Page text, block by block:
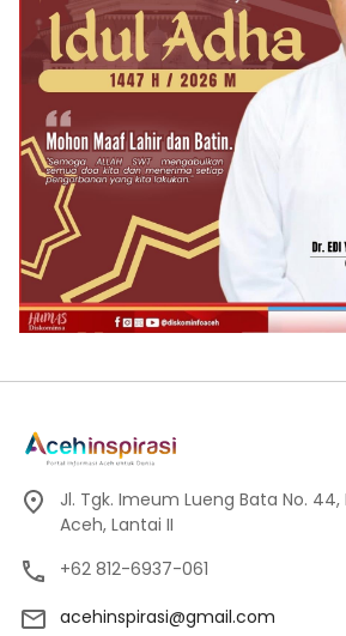
Jl. Tgk. Imeum Lueng Bata No.
Aceh, Lantai II
+62 812-6937-061
acehinspirasi@gmail.com